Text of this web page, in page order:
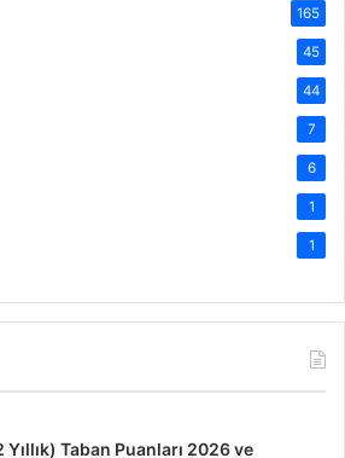
165
45
44
7
6
1
1
Taban Puanları 2026 ve